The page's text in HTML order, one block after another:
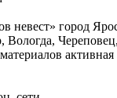
невест» город
Вологда,
активная